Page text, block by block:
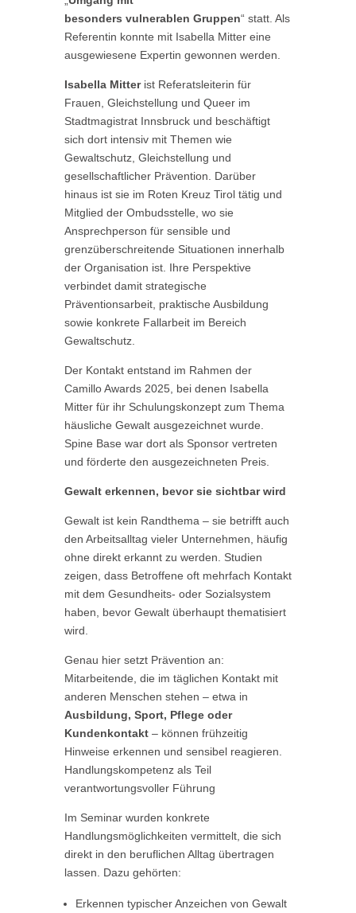
besonders vulnerablen Gruppen“ statt. Als
Referentin konnte mit Isabella Mitter eine
ausgewiesene Expertin gewonnen werden.
Isabella Mitterist Referatsleiterin für
Frauen, Gleichstellung und Queer im
Stadtmagistrat Innsbruck und beschäftigt
sich dort intensiv mit Themen wie
Gewaltschutz, Gleichstellung und
gesellschaftlicher Prävention. Darüber
hinaus ist sie im Roten Kreuz Tirol tätig und
Mitglied der Ombudsstelle, wo sie
Ansprechperson für sensible und
grenzüberschreitende Situationen innerhalb
der Organisation ist. Ihre Perspektive
verbindet damit strategische
Präventionsarbeit, praktische Ausbildung
sowie konkrete Fallarbeit im Bereich
Gewaltschutz.
Der Kontakt entstand im Rahmen der
Camillo Awards 2025, bei denen Isabella
Mitter für ihr Schulungskonzept zum Thema
häusliche Gewalt ausgezeichnet wurde.
Spine Base war dort als Sponsor vertreten
und förderte den ausgezeichneten Preis.
Gewalt erkennen, bevor sie sichtbar wird
Gewalt ist kein Randthema – sie betrifft auch
den Arbeitsalltag vieler Unternehmen, häufig
ohne direkt erkannt zu werden. Studien
zeigen, dass Betroffene oft mehrfach Kontakt
mit dem Gesundheits- oder Sozialsystem
haben, bevor Gewalt überhaupt thematisiert
wird.
Genau hier setzt Prävention an:
Mitarbeitende, die im täglichen Kontakt mit
anderen Menschen stehen – etwa in
Ausbildung, Sport, Pflege oder
Kundenkontakt– können frühzeitig
Hinweise erkennen und sensibel reagieren.
Handlungskompetenz als Teil
verantwortungsvoller Führung
Im Seminar wurden konkrete
Handlungsmöglichkeiten vermittelt, die sich
direkt in den beruflichen Alltag übertragen
lassen. Dazu gehörten:
Erkennen typischer Anzeichen von Gewalt